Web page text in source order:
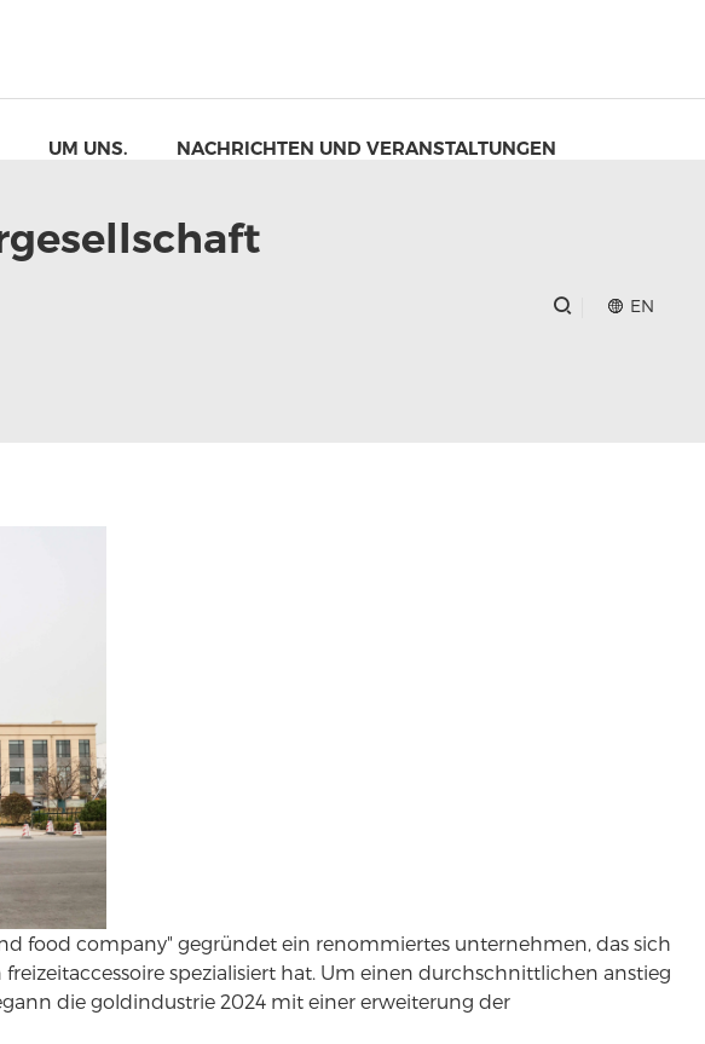
UM UNS. NACHRICHTEN UND VERANSTALTUNGEN
EN
food company" gegründet ein renommiertes unternehmen, das sich
spezialisiert hat. Um einen durchschnittlichen anstieg
die goldindustrie 2024 mit einer erweiterung der